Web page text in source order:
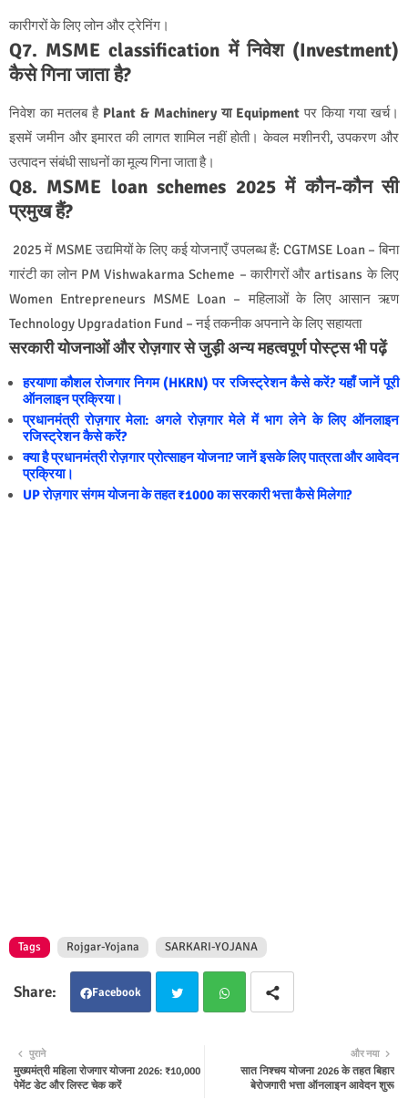
कारीगरों के लिए लोन और ट्रेनिंग।
Q7. MSME classification में निवेश (Investment)
कैसे गिना जाता है?
निवेश का मतलब है Plant & Machinery या Equipment पर किया गया खर्च।
इसमें जमीन और इमारत की लागत शामिल नहीं होती। केवल मशीनरी, उपकरण और
उत्पादन संबंधी साधनों का मूल्य गिना जाता है।
Q8. MSME loan schemes 2025 में कौन-कौन सी
प्रमुख हैं?
2025 में MSME उद्यमियों के लिए कई योजनाएँ उपलब्ध हैं: CGTMSE Loan – बिना
गारंटी का लोन PM Vishwakarma Scheme – कारीगरों और artisans के लिए
Women Entrepreneurs MSME Loan – महिलाओं के लिए आसान ऋण
Technology Upgradation Fund – नई तकनीक अपनाने के लिए सहायता
सरकारी योजनाओं और रोज़गार से जुड़ी अन्य महत्वपूर्ण पोस्ट्स भी पढ़ें
हरयाणा कौशल रोजगार निगम (HKRN) पर रजिस्ट्रेशन कैसे करें? यहाँ जानें पूरी
ऑनलाइन प्रक्रिया।
प्रधानमंत्री रोज़गार मेला: अगले रोज़गार मेले में भाग लेने के लिए ऑनलाइन
रजिस्ट्रेशन कैसे करें?
क्या है प्रधानमंत्री रोज़गार प्रोत्साहन योजना? जानें इसके लिए पात्रता और आवेदन
प्रक्रिया।
UP रोज़गार संगम योजना के तहत ₹1000 का सरकारी भत्ता कैसे मिलेगा?
Tags Rojgar-Yojana SARKARI-YOJANA
Facebook
ter
और नया
सात निश्चय योजना 2026 के तहत बिहार
बेरोजगारी भत्ता ऑनलाइन आवेदन शुरू
पुराने
मुख्यमंत्री महिला रोजगार योजना 2026: ₹10,000
पेमेंट डेट और लिस्ट चेक करें